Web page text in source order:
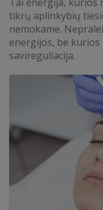
tikrų aplinkybių
nemokame.
energijos, be
savireguliacija.